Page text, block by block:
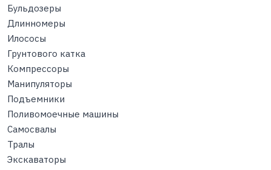
Бульдозеры
Длинномеры
Илососы
Грунтового катка
Компрессоры
Манипуляторы
Подъемники
Поливомоечные машины
Самосвалы
Тралы
Экскаваторы